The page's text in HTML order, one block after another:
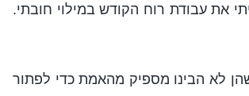
את עבודת רוח הקודש במילוי חובתי.
לא הבינו מספיק מהאמת כדי לפתור